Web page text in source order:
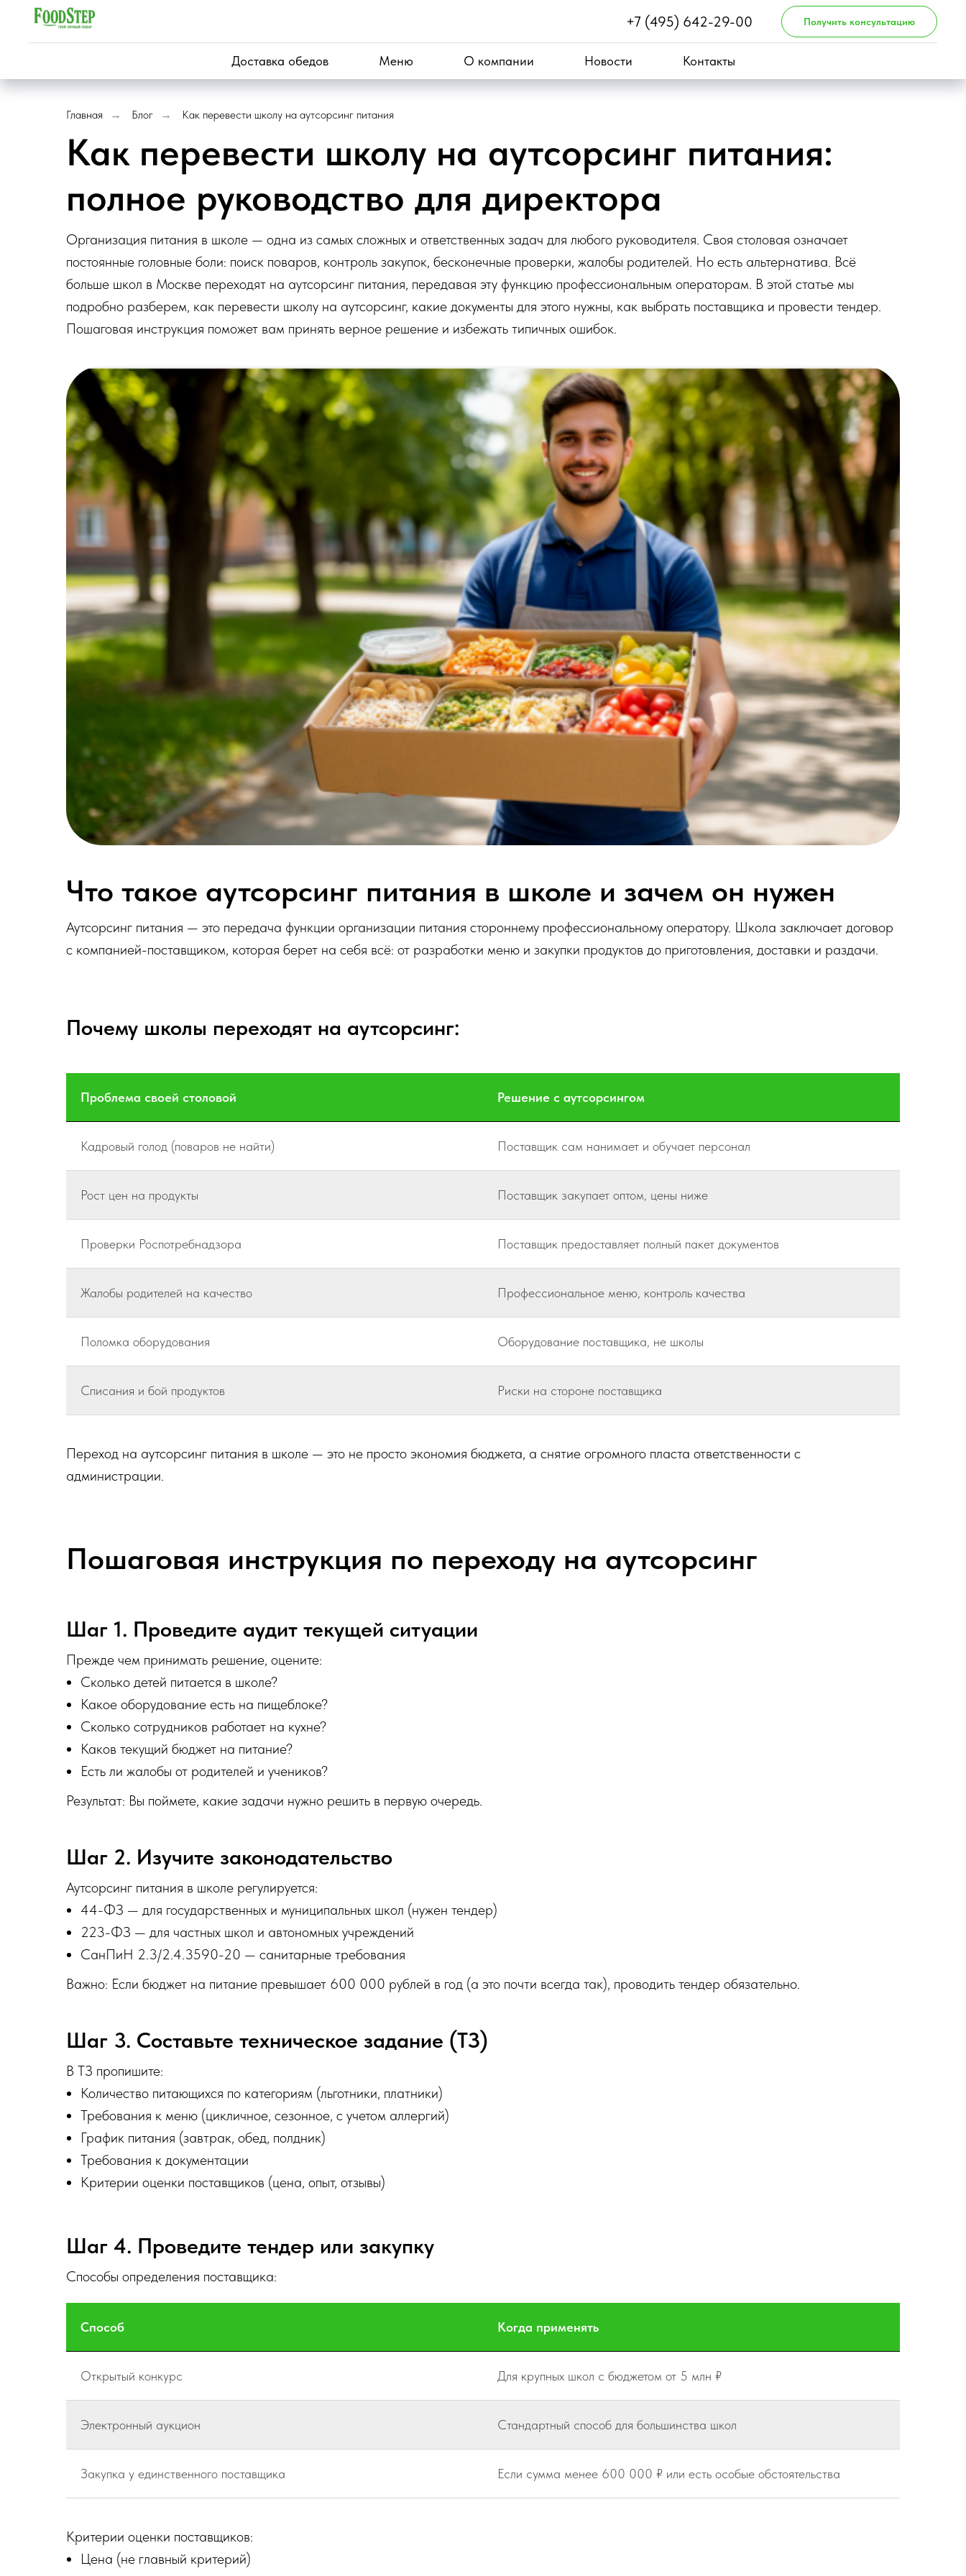
+7 (495) 642-29-00 Получить консультацию
Доставка обедов Меню О компании Новости Контакты
Главная → Блог → Как перевести школу на аутсорсинг питания
Как перевести школу на аутсорсинг питания:
полное руководство для директора
Организация питания в школе — одна из самых сложных и ответственных задач для любого руководителя. Своя столовая означает
постоянные головные боли: поиск поваров, контроль закупок, бесконечные проверки, жалобы родителей. Но есть альтернатива. Всё
больше школ в Москве переходят на аутсорсинг питания, передавая эту функцию профессиональным операторам. В этой статье мы
подробно разберем, как перевести школу на аутсорсинг, какие документы для этого нужны, как выбрать поставщика и провести тендер.
Пошаговая инструкция поможет вам принять верное решение и избежать типичных ошибок.
Что такое аутсорсинг питания в школе и зачем он нужен
Аутсорсинг питания — это передача функции организации питания стороннему профессиональному оператору. Школа заключает договор
с компанией-поставщиком, которая берет на себя всё: от разработки меню и закупки продуктов до приготовления, доставки и раздачи.
Почему школы переходят на аутсорсинг:
Проблема своей столовой Решение с аутсорсингом
Кадровый голод (поваров не найти) Поставщик сам нанимает и обучает персонал
Рост цен на продукты Поставщик закупает оптом, цены ниже
Проверки Роспотребнадзора Поставщик предоставляет полный пакет документов
Жалобы родителей на качество Профессиональное меню, контроль качества
Поломка оборудования Оборудование поставщика, не школы
Списания и бой продуктов Риски на стороне поставщика
Переход на аутсорсинг питания в школе — это не просто экономия бюджета, а снятие огромного пласта ответственности с
администрации.
Пошаговая инструкция по переходу на аутсорсинг
Шаг 1. Проведите аудит текущей ситуации
Прежде чем принимать решение, оцените:
Сколько детей питается в школе?
Какое оборудование есть на пищеблоке?
Сколько сотрудников работает на кухне?
Каков текущий бюджет на питание?
Есть ли жалобы от родителей и учеников?
Результат: Вы поймете, какие задачи нужно решить в первую очередь.
Шаг 2. Изучите законодательство
Аутсорсинг питания в школе регулируется:
44-ФЗ — для государственных и муниципальных школ (нужен тендер)
223-ФЗ — для частных школ и автономных учреждений
СанПиН 2.3/2.4.3590-20 — санитарные требования
Важно: Если бюджет на питание превышает 600 000 рублей в год (а это почти всегда так), проводить тендер обязательно.
Шаг 3. Составьте техническое задание (ТЗ)
В ТЗ пропишите:
Количество питающихся по категориям (льготники, платники)
Требования к меню (цикличное, сезонное, с учетом аллергий)
График питания (завтрак, обед, полдник)
Требования к документации
Критерии оценки поставщиков (цена, опыт, отзывы)
Шаг 4. Проведите тендер или закупку
Способы определения поставщика:
Способ Когда применять
Открытый конкурс Для крупных школ с бюджетом от 5 млн ₽
Электронный аукцион Стандартный способ для большинства школ
Закупка у единственного поставщика Если сумма менее 600 000 ₽ или есть особые обстоятельства
Критерии оценки поставщиков:
Цена (не главный критерий)